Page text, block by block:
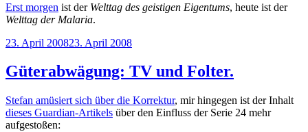
Erst morgen ist der Welttag des geistigen Eigentums, heute ist der
Welttag der Malaria.
Veröffentlicht
23. April 200823. April 2008
Güterabwägung: TV und Folter.
Stefan amüsiert sich über die Korrektur, mir hingegen ist der Inhalt
dieses Guardian-Artikels über den Einfluss der Serie 24 mehr
aufgestoßen: